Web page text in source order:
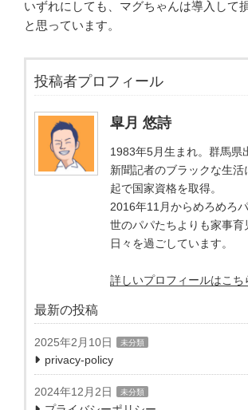
いずれにしても、マグちゃんは導入して
と思っています。
投稿者プロフィール
皐月 悠詩
1983年5月生まれ。群馬県
新聞記者のブラックな生活
起で国家資格を取得。
2016年11月からめろめろパ
世のパパたちよりも家事育
日々を過ごしています。
詳しいプロフィールはこち
最新の投稿
2025年2月10日 未分類
privacy-policy
2024年12月2日 未分類